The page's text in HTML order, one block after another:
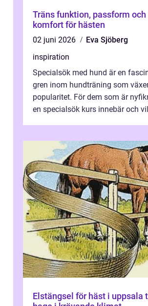
Träns funktion, passform och vardaglig
komfort för hästen
02 juni 2026
Eva Sjöberg
inspiration
Specialsök med hund är en
gren inom hundträning som
popularitet. För dem som är
en specialsök kurs innebär och
Elstängsel för häst i uppsala trygg